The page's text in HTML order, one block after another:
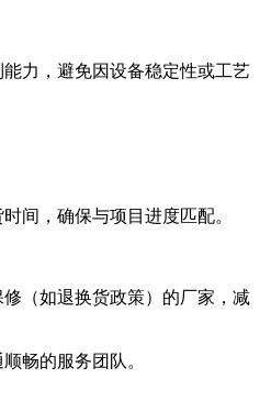
力，避免因设备稳定性或工艺
间，确保与项目进度匹配。
（如退换货政策）的厂家，减
畅的服务团队。